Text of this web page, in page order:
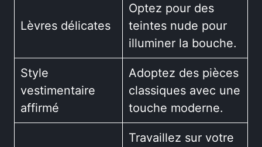
Lèvres délicates
Optez pour des
teintes nude pour
illuminer la bouche.
Style
vestimentaire
affirmé
Adoptez des pièces
classiques avec une
touche moderne.
Travaillez sur votre